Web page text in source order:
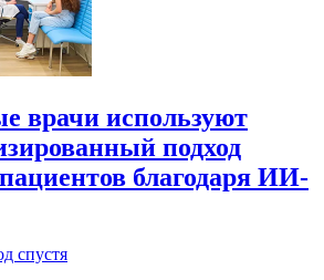
врачи используют
подход
благодаря ИИ-
спустя